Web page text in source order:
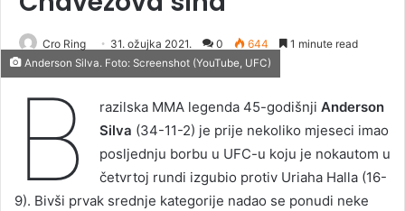
Cro Ring 31. ožujka 2021. 0 644 1 minute read
Anderson Silva. Foto: Screenshot (YouTube, UFC)
B razilska MMA legenda 45-godišnji Anderson
Silva (34-11-2) je prije nekoliko mjeseci imao
posljednju borbu u UFC-u koju je nokautom u
četvrtoj rundi izgubio protiv Uriaha Halla (16-
9). Bivši prvak srednje kategorije nadao se ponudi neke